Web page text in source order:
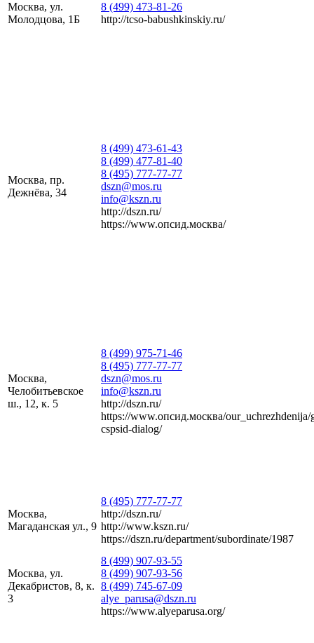
Москва, ул.
Молодцова, 1Б
8 (499) 473-81-26
http://tcso-babushkinskiy.ru/
Москва, пр.
Дежнёва, 34
8 (499) 473-61-43
8 (499) 477-81-40
8 (495) 777-77-77
dszn@mos.ru
info@kszn.ru
http://dszn.ru/
https://www.опсид.москва/
Москва,
Челобитьевское
ш., 12, к. 5
8 (499) 975-71-46
8 (495) 777-77-77
dszn@mos.ru
info@kszn.ru
http://dszn.ru/
https://www.опсид.москва/our_uchrezhdenija/
cspsid-dialog/
Москва,
Магаданская ул., 9
8 (495) 777-77-77
http://dszn.ru/
http://www.kszn.ru/
https://dszn.ru/department/subordinate/1987
Москва, ул.
Декабристов, 8, к.
3
8 (499) 907-93-55
8 (499) 907-93-56
8 (499) 745-67-09
alye_parusa@dszn.ru
https://www.alyeparusa.org/